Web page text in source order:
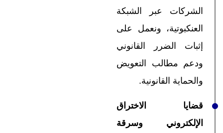
الشركات عبر الشبكة
العنكبوتية، ونعمل على
إثبات الضرر القانوني
ودعم مطالب التعويض
والحماية القانونية.
قضايا الاختراق
الإلكتروني وسرقة